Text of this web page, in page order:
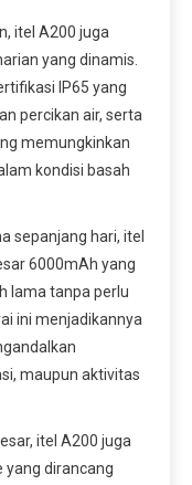
itel A200 juga
yang dinamis.
IP65 yang
percikan air, serta
memungkinkan
kondisi basah
sepanjang hari, itel
6000mAh yang
lama tanpa perlu
ini menjadikannya
maupun aktivitas
itel A200 juga
yang dirancang